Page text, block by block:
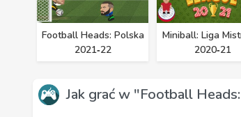
Football Heads: Polska
2021‑22
Miniball: Liga
2020‑21
Jak grać w "Football